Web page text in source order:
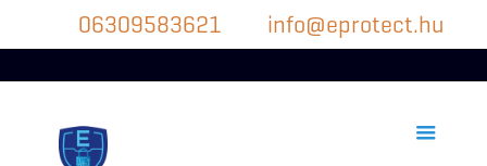
06309583621 info@eprotect.hu